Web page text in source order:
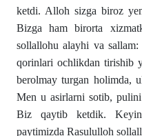
ketdi. Alloh sizga biroz
Bizga ham birorta
sollallohu alayhi va
qorinlari ochlikdan tirishib
berolmay turgan holimda,
Men u asirlarni sotib, pulini
Biz qaytib ketdik. Keyin
paytimizda Rasululloh